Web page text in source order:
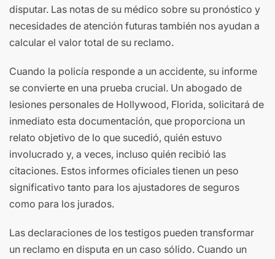
disputar. Las notas de su médico sobre su pronóstico y
necesidades de atención futuras también nos ayudan a
calcular el valor total de su reclamo.
Cuando la policía responde a un accidente, su informe
se convierte en una prueba crucial. Un abogado de
lesiones personales de Hollywood, Florida, solicitará de
inmediato esta documentación, que proporciona un
relato objetivo de lo que sucedió, quién estuvo
involucrado y, a veces, incluso quién recibió las
citaciones. Estos informes oficiales tienen un peso
significativo tanto para los ajustadores de seguros
como para los jurados.
Las declaraciones de los testigos pueden transformar
un reclamo en disputa en un caso sólido. Cuando un